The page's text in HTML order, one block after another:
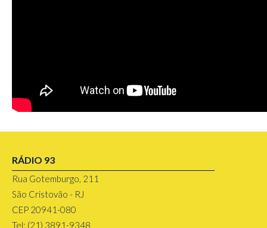
RÁDIO 93
Rua Gotemburgo, 211
São Cristovão - RJ
CEP 20941-080
Tel: (21) 3891-9348